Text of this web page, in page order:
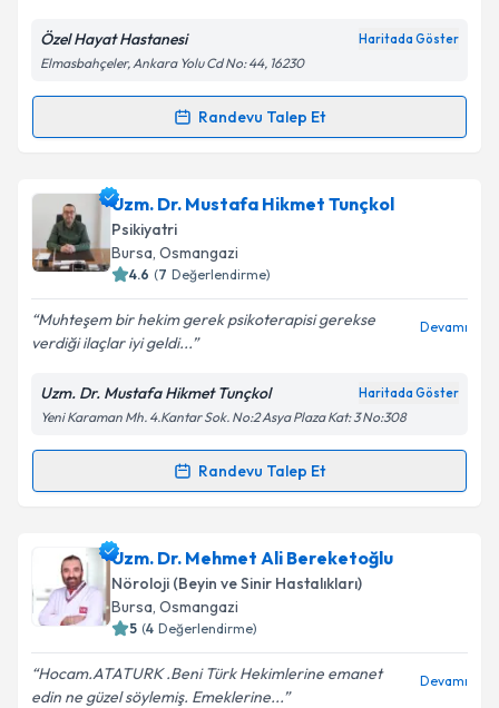
Kişisel verilerimin işlenmesine ilişkinAydınlatma
kapsamda işlenmesini kabul ediyorum.
Takvim Talebini Gönder
Özel Hayat Hastanesi Haritada Göster
Elmasbahçeler, Ankara Yolu Cd No: 44, 16230
Randevu Talep Et
Randevu Takvimi Talebi
Uzm. Dr. Fatima Zohra Rezougiçin randevu takvimi
talebi oluşturun. Size bu uzmandan randevu almanız
için bir takvim hazırlandığında e-posta ile
bilgilendireceğiz.
E-posta Adresiniz
Kişisel verilerimin işlenmesine ilişkinAydınlatma
Metni'ni okudum ve kişisel verilerimin belirtilen
kapsamda işlenmesini kabul ediyorum.
Uzm. Dr. Mustafa Hikmet Tunçkol
Psikiyatri
Bursa, Osmangazi
4.6 (7 Değerlendirme)
Muhteşem bir hekim gerek psikoterapisi gerekse
verdiği ilaçlar iyi geldi...
Devamı
Uzm. Dr. Mustafa Hikmet Tunçkol Haritada Göster
Yeni Karaman Mh. 4.Kantar Sok. No:2 Asya Plaza Kat: 3 No:308
Randevu Talep Et
Randevu Takvimi Talebi
Uzm. Dr. Mustafa Hikmet Tunçkoliçin randevu
takvimi talebi oluşturun. Size bu uzmandan randevu
almanız için bir takvim hazırlandığında e-posta ile
bilgilendireceğiz.
E-posta Adresiniz
Uzm. Dr. Mehmet Ali Bereketoğlu
Nöroloji (Beyin ve Sinir Hastalıkları)
Bursa, Osmangazi
5 (4 Değerlendirme)
Hocam.ATATURK .Beni Türk Hekimlerine emanet
edin ne güzel söylemiş. Emeklerine...
Devamı